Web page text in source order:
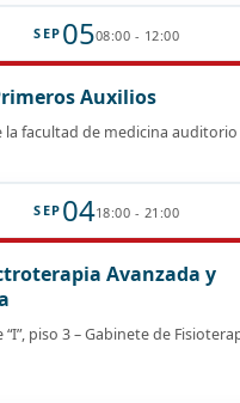
SEP 0508:00 - 12:00
Auxilios
la facultad de medicina auditorio
SEP 0418:00 - 21:00
Avanzada y
“I”, piso 3 – Gabinete de